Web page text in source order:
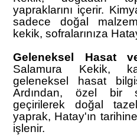
yapraklarını içerir.
sadece doğal
kekik, sofralarınıza
Geleneksel Hasat
Salamura Kekik,
geleneksel hasat
Ardından, özel bir
geçirilerek doğal
yaprak, Hatay'ın
işlenir.